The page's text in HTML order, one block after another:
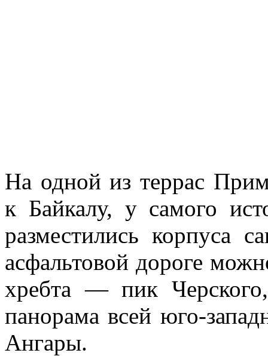
На одной из террас
к Байкалу, у самого
размести­лись корпуса
асфальтовой дороге
хребта — пик
панорама всей юго-
Ангары.